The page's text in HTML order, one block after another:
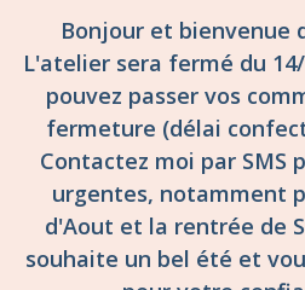
Bonjour et bienvenue
L'atelier sera fermé du
pouvez passer vos
fermeture (délai
Contactez moi par SMS
urgentes, notamment
d'Aout et la rentrée de
souhaite un bel été et